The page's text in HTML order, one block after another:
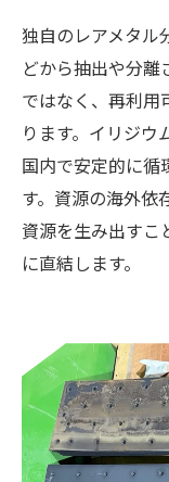
独自のレアメタル
どから抽出や分
ではなく、再利用
ります。イリジウ
国内で安定的に循
す。資源の海外依
資源を生み出すこ
に直結します。